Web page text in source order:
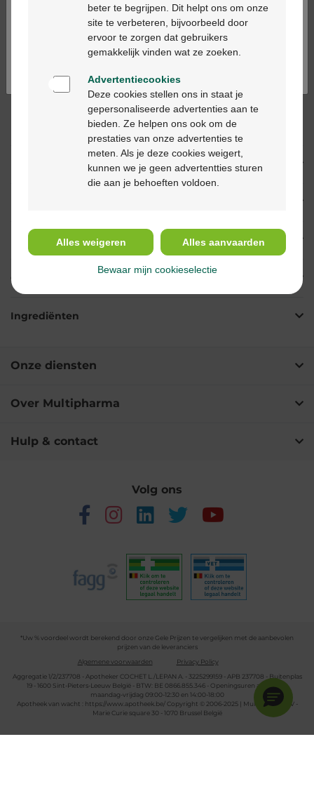
levering in je Multipharma apotheek
levering thuis vanaf €55
Klantendienstvia chat ofcontactformulier
Productbeschrijving
Indicaties
Gebruik
Ingrediënten
Onze diensten
Over Multipharma
Hulp & contact
Volg ons
*Uw % voordeel wordt berekend door onze Gele Prijzen te vergelijken met de aanbevolen
prijzen van de leveranciers
Algemene voorwaarden
Privacy Policy
Aggregatie 1/2/237708 - Apotheker COCHET L./LEPAN A. - 3225299159 - APB 237708 - Buitenplas
19 - 1600 Sint-Pieters-Leeuw België - BTW: BE 0866.855.346 - Openingsuren apotheek:
maandag-vrijdag 09:00-12:30 en 14:00-18:00
Apotheek van wacht :
https://www.apotheek.be/Copyright © 2006-2025 | Multipharma CV -
Marie Curie square 30 - 1070 Brussel België
Ga verder in het nederlands
Continuez en français
beter te begrijpen. Dit helpt ons om onze
site te verbeteren, bijvoorbeeld door
ervoor te zorgen dat gebruikers
gemakkelijk vinden wat ze zoeken.
Advertentiecookies
Deze cookies stellen ons in staat je
gepersonaliseerde advertenties aan te
bieden. Ze helpen ons ook om de
prestaties van onze advertenties te
meten. Als je deze cookies weigert,
kunnen we je geen advertentties sturen
die aan je behoeften voldoen.
Alles weigeren Alles aanvaarden
Bewaar mijn cookieselectie